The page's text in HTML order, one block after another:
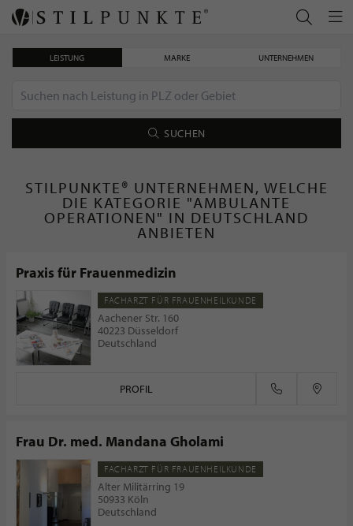
LEISTUNG MARKE UNTERNEHMEN
SUCHEN
STILPUNKTE® UNTERNEHMEN, WELCHE
DIE KATEGORIE "AMBULANTE
OPERATIONEN" IN DEUTSCHLAND
ANBIETEN
Praxis für Frauenmedizin
FACHARZT FÜR FRAUENHEILKUNDE
Aachener Str. 160
40223 Düsseldorf
Deutschland
PROFIL
Frau Dr. med. Mandana Gholami
FACHARZT FÜR FRAUENHEILKUNDE
Alter Militärring 19
50933 Köln
Deutschland